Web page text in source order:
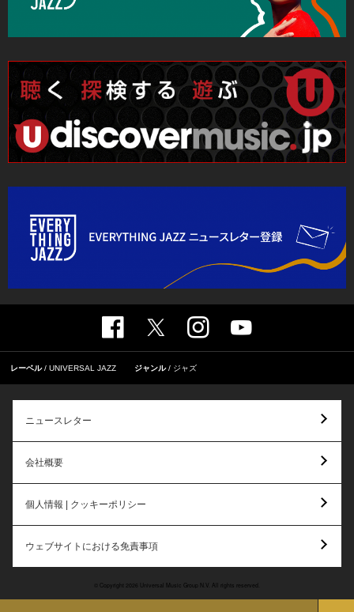
レーベル UNIVERSAL JAZZ ジャンル ジャズ
ニュースレター
会社概要
個人情報 | クッキーポリシー
ウェブサイトにおける免責事項
© Copyright 2026 Universal Music Group N.V. All rights reserved.